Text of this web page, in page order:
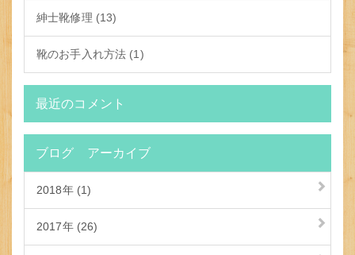
紳士靴修理 (13)
靴のお手入れ方法 (1)
最近のコメント
ブログ アーカイブ
2018年 (1)
2017年 (26)